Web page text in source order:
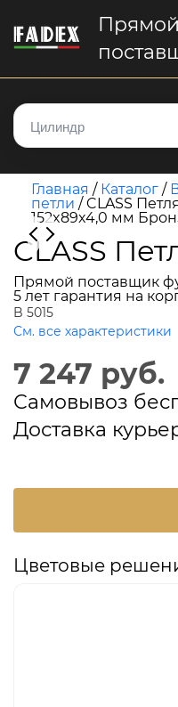
Прямой
Главная / Каталог /
петли /CLASS
152x89x4,0 мм
CLASS
Прямой поставщик
5 лет гарантия на
B 5015
См. все характеристики
7 247 руб.
Самовывоз
Доставка
Цветовые